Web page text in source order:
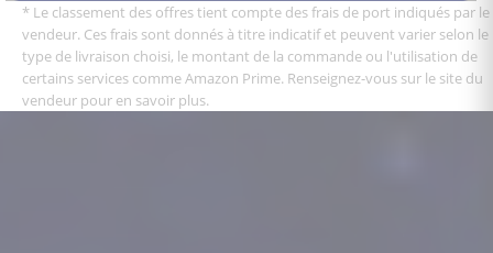
* Le classement des offres tient compte des frais de port indiqués par le
vendeur. Ces frais sont donnés à titre indicatif et peuvent varier selon le
type de livraison choisi, le montant de la commande ou l'utilisation de
certains services comme Amazon Prime. Renseignez-vous sur le site du
vendeur pour en savoir plus.